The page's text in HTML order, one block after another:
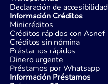
Declaración de accesibilidad
Información Créditos
Minicréditos
Créditos rápidos con Asnef
Créditos sin nómina
Préstamos rápidos
Dinero urgente
Préstamos por Whatsapp
Información Préstamos